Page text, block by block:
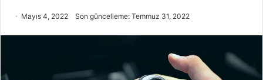
Mayıs 4, 2022 Son güncelleme: Temmuz 31, 2022